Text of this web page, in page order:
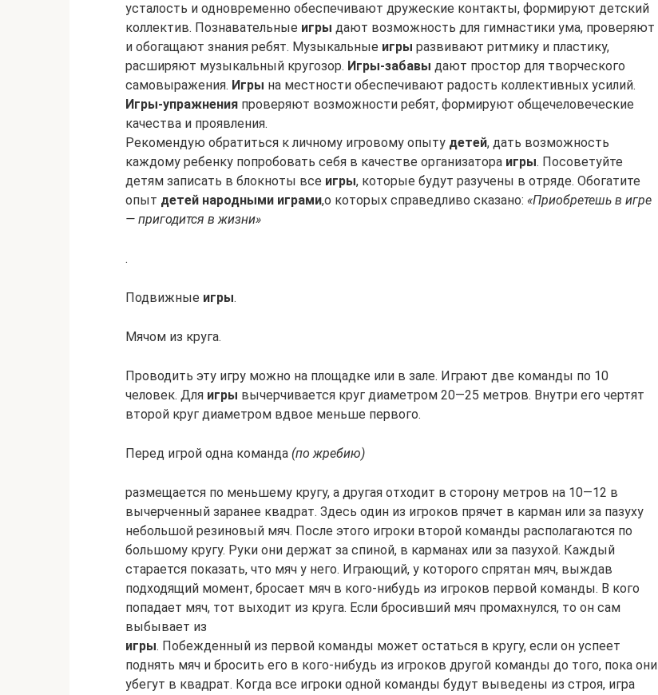
усталость и одновременно обеспечивают дружеские контакты, формируют детский
коллектив. Познавательные игры дают возможность для гимнастики ума, проверяют
и обогащают знания ребят. Музыкальные игры развивают ритмику и пластику,
расширяют музыкальный кругозор. Игры-забавы дают простор для творческого
самовыражения. Игры на местности обеспечивают радость коллективных усилий.
Игры-упражнения проверяют возможности ребят, формируют общечеловеческие
качества и проявления.
Рекомендую обратиться к личному игровому опыту детей, дать возможность
каждому ребенку попробовать себя в качестве организатора игры. Посоветуйте
детям записать в блокноты все игры, которые будут разучены в отряде. Обогатите
опыт детей народными играми,о которых справедливо сказано: «Приобретешь в игре
— пригодится в жизни»
.
Подвижные игры.
Мячом из круга.
Проводить эту игру можно на площадке или в зале. Играют две команды по 10
человек. Для игры вычерчивается круг диаметром 20—25 метров. Внутри его чертят
второй круг диаметром вдвое меньше первого.
Перед игрой одна команда (по жребию)
размещается по меньшему кругу, а другая отходит в сторону метров на 10—12 в
вычерченный заранее квадрат. Здесь один из игроков прячет в карман или за пазуху
небольшой резиновый мяч. После этого игроки второй команды располагаются по
большому кругу. Руки они держат за спиной, в карманах или за пазухой. Каждый
старается показать, что мяч у него. Играющий, у которого спрятан мяч, выждав
подходящий момент, бросает мяч в кого-нибудь из игроков первой команды. В кого
попадает мяч, тот выходит из круга. Если бросивший мяч промахнулся, то он сам
выбывает из
игры. Побежденный из первой команды может остаться в кругу, если он успеет
поднять мяч и бросить его в кого-нибудь из игроков другой команды до того, пока они
убегут в квадрат. Когда все игроки одной команды будут выведены из строя, игра